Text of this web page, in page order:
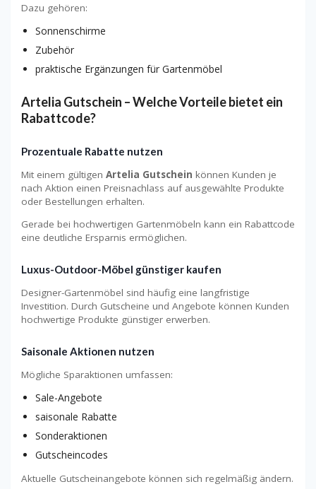
Dazu gehören:
Sonnenschirme
Zubehör
praktische Ergänzungen für Gartenmöbel
Artelia Gutschein – Welche Vorteile bietet ein
Rabattcode?
Prozentuale Rabatte nutzen
Mit einem gültigen Artelia Gutschein können Kunden je
nach Aktion einen Preisnachlass auf ausgewählte Produkte
oder Bestellungen erhalten.
Gerade bei hochwertigen Gartenmöbeln kann ein Rabattcode
eine deutliche Ersparnis ermöglichen.
Luxus-Outdoor-Möbel günstiger kaufen
Designer-Gartenmöbel sind häufig eine langfristige
Investition. Durch Gutscheine und Angebote können Kunden
hochwertige Produkte günstiger erwerben.
Saisonale Aktionen nutzen
Mögliche Sparaktionen umfassen:
Sale-Angebote
saisonale Rabatte
Sonderaktionen
Gutscheincodes
Aktuelle Gutscheinangebote können sich regelmäßig ändern.